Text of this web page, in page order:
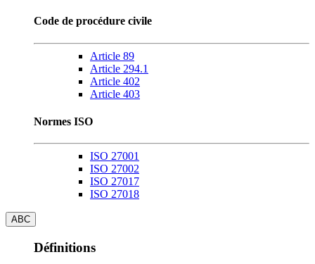
Code de procédure civile
Article 89
Article 294.1
Article 402
Article 403
Normes ISO
ISO 27001
ISO 27002
ISO 27017
ISO 27018
ABC
Définitions